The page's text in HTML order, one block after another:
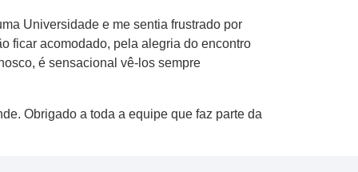
Universidade e me sentia frustrado por
ficar acomodado, pela alegria do encontro
é sensacional vê-los sempre
Obrigado a toda a equipe que faz parte da